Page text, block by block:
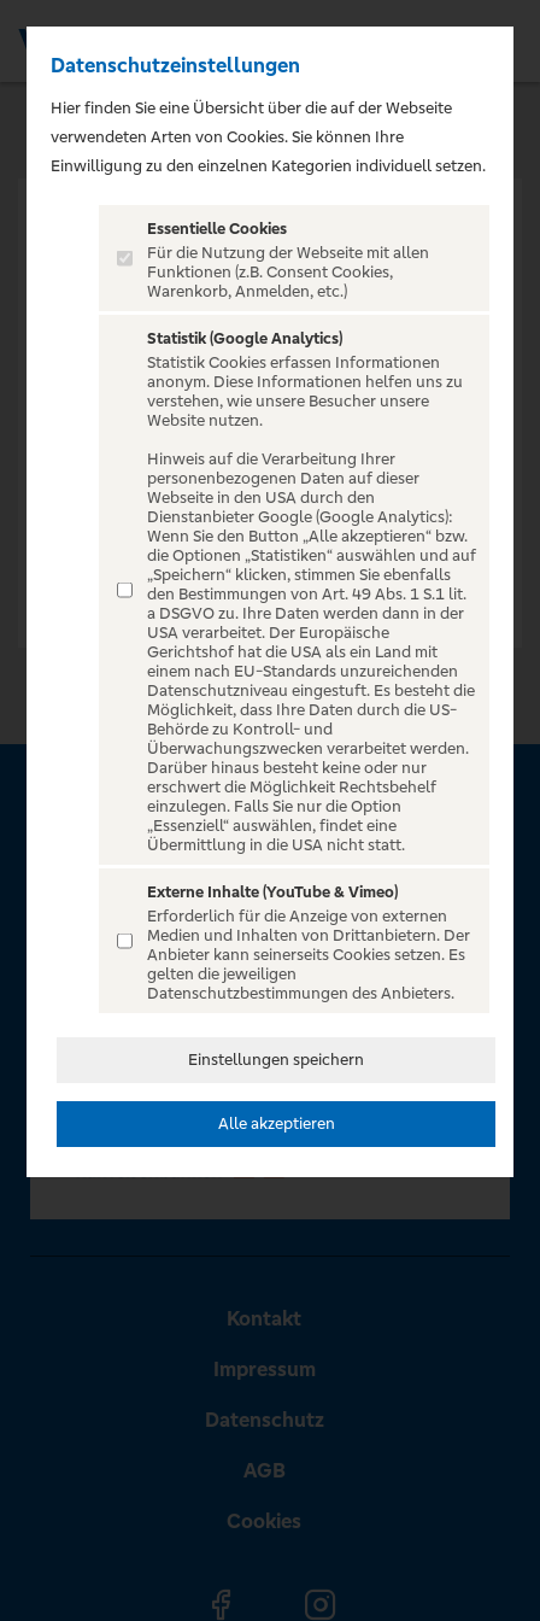
VERANSTALTUNG NICHT
GEFUNDEN
Zur Startseite
Über VR Entertain
für alle Kunden der Volksbanken Raiffeisenbanken. Auf
unserem einzigartigen Portal finden Sie Tickets für
atemberaubende Konzerte, Musicals und Shows, die
Fußball-Bundesliga sowie die Champions League und die
In Zusammenarbeit mit
Kontakt
Impressum
Datenschutz
AGB
Cookies
Datenschutzeinstellungen
Hier finden Sie eine Übersicht über die auf der Webseite
verwendeten Arten von Cookies. Sie können Ihre
Einwilligung zu den einzelnen Kategorien individuell setzen.
Essentielle Cookies
Für die Nutzung der Webseite mit allen
Funktionen (z.B. Consent Cookies,
Warenkorb, Anmelden, etc.)
Statistik (Google Analytics)
Statistik Cookies erfassen Informationen
anonym. Diese Informationen helfen uns zu
verstehen, wie unsere Besucher unsere
Website nutzen.
Hinweis auf die Verarbeitung Ihrer
personenbezogenen Daten auf dieser
Webseite in den USA durch den
Dienstanbieter Google (Google Analytics):
Wenn Sie den Button „Alle akzeptieren“ bzw.
die Optionen „Statistiken“ auswählen und auf
„Speichern“ klicken, stimmen Sie ebenfalls
den Bestimmungen von Art. 49 Abs. 1 S.1 lit.
a DSGVO zu. Ihre Daten werden dann in der
USA verarbeitet. Der Europäische
Gerichtshof hat die USA als ein Land mit
einem nach EU-Standards unzureichenden
Datenschutzniveau eingestuft. Es besteht die
Möglichkeit, dass Ihre Daten durch die US-
Behörde zu Kontroll- und
Überwachungszwecken verarbeitet werden.
Darüber hinaus besteht keine oder nur
erschwert die Möglichkeit Rechtsbehelf
einzulegen. Falls Sie nur die Option
„Essenziell“ auswählen, findet eine
Übermittlung in die USA nicht statt.
Externe Inhalte (YouTube & Vimeo)
Erforderlich für die Anzeige von externen
Medien und Inhalten von Drittanbietern. Der
Anbieter kann seinerseits Cookies setzen. Es
gelten die jeweiligen
Datenschutzbestimmungen des Anbieters.
Einstellungen speichern
Alle akzeptieren